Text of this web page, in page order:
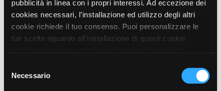
pubblicità in linea con i propri interessi. Ad eccezione dei
cookies necessari, l’installazione ed utilizzo degli altri
cookie richiede il tuo consenso. Puoi personalizzare le
tue scelte riguardo all’installazione di questi cookie
prosegui” o decidere di accettare tutti i cookie, cliccando
sul pulsante “Accetta tutti i cookie”. Cliccando sul tasto
delNecessario